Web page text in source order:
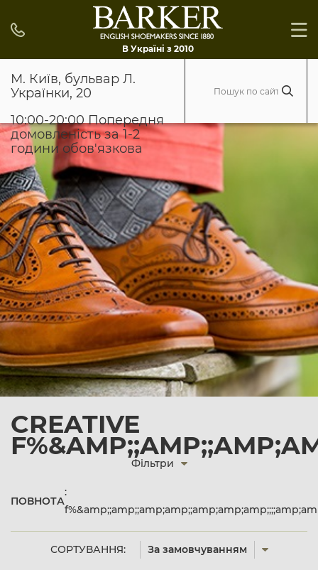
В Україні з 2010
М. Київ, бульвар Л.
Українки, 20
10:00-20:00 Попередня
домовленість за 1-2
години обов'язкова
CREATIVE
СОРТУВАННЯ: За замовчуванням
Фільтри
ПОВНОТА
: